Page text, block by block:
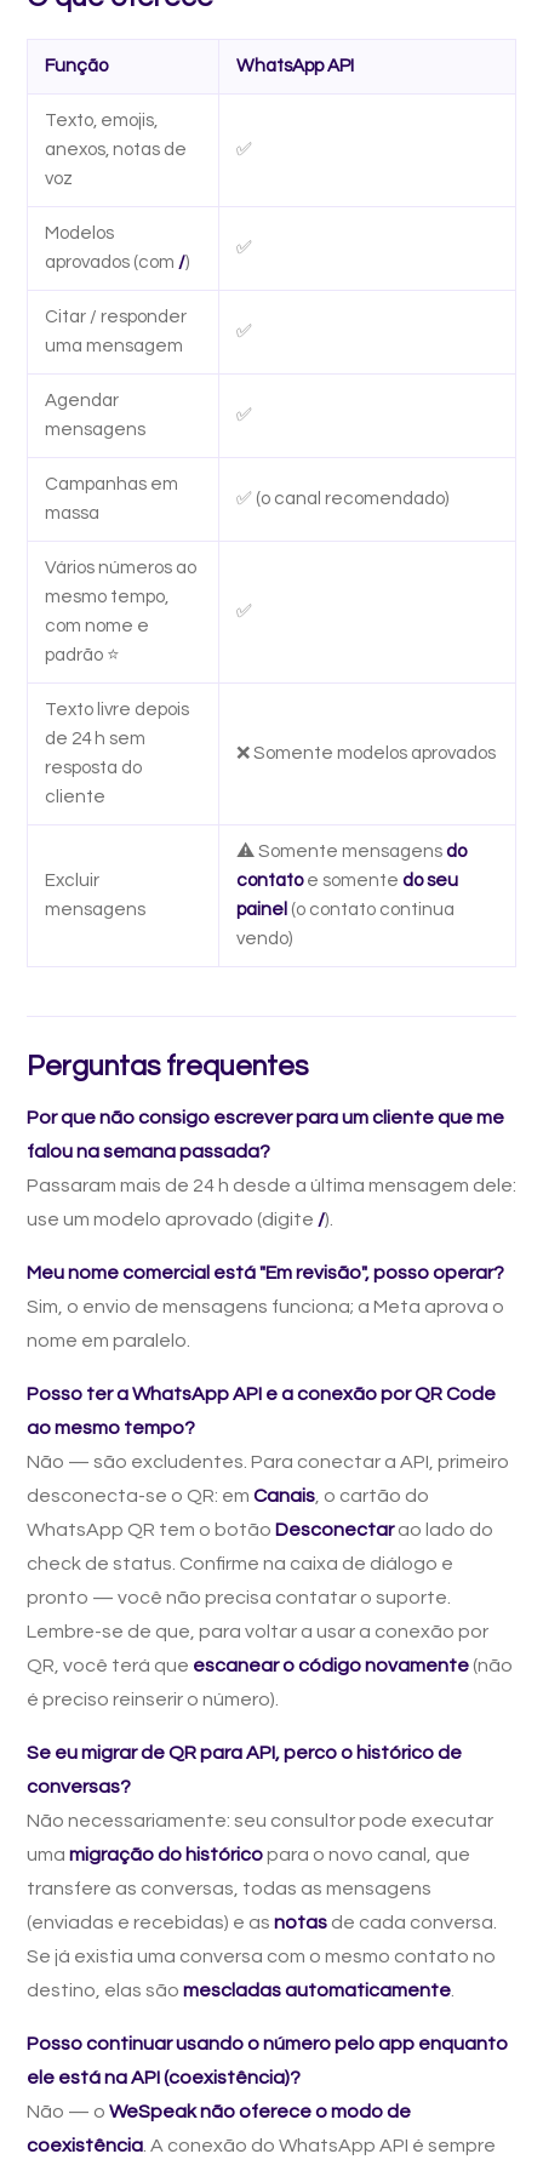
Função WhatsApp API
Texto, emojis,
anexos, notas de
voz
✅
Modelos
aprovados (com /)
✅
Citar / responder
uma mensagem
✅
Agendar
mensagens
✅
Campanhas em
massa
✅ (o canal recomendado)
Vários números ao
mesmo tempo,
com nome e
padrão ⭐
✅
Texto livre depois
de 24 h sem
resposta do
cliente
❌ Somente modelos aprovados
Excluir
mensagens
⚠️ Somente mensagens do
contatoe somente do seu
painel (o contato continua
vendo)
Perguntas frequentes
Por que não consigo escrever para um cliente que me
falou na semana passada?
Passaram mais de 24 h desde a última mensagem dele:
use um modelo aprovado (digite /).
Meu nome comercial está "Em revisão", posso operar?
Sim, o envio de mensagens funciona; a Meta aprova o
nome em paralelo.
Posso ter a WhatsApp API e a conexão por QR Code
ao mesmo tempo?
Não — são excludentes. Para conectar a API, primeiro
desconecta-se o QR: em Canais , o cartão do
WhatsApp QR tem o botão Desconectarao lado do
check de status. Confirme na caixa de diálogo e
pronto — você não precisa contatar o suporte.
Lembre-se de que, para voltar a usar a conexão por
QR, você terá que escanear o código novamente(não
é preciso reinserir o número).
Se eu migrar de QR para API, perco o histórico de
conversas?
Não necessariamente: seu consultor pode executar
uma migração do históricopara o novo canal, que
transfere as conversas, todas as mensagens
(enviadas e recebidas) e as notas de cada conversa.
Se já existia uma conversa com o mesmo contato no
destino, elas são mescladas automaticamente
Posso continuar usando o número pelo app enquanto
ele está na API (coexistência)?
Não — o WeSpeak não oferece o modo de
coexistência . A conexão do WhatsApp API é sempre